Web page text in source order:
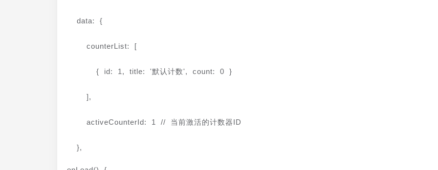
  data: {
    counterList: [
      { id: 1, title: '默认计数', count: 0 }
    ],
    activeCounterId: 1 // 当前激活的计数器ID
  },